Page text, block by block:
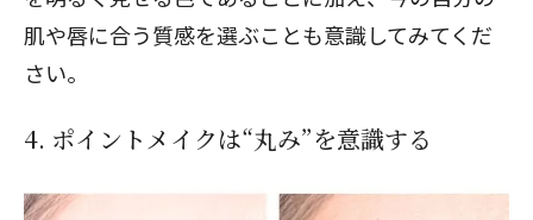
肌や唇に合う質感を選ぶことも意識してみてくだ
さい。
4. ポイントメイクは“丸み”を意識する